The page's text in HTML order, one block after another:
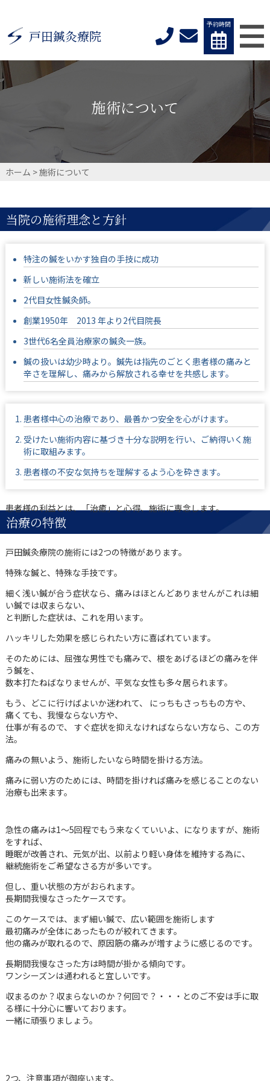
戸田鍼灸療院
予約時間
施術について
ホーム >施術について
当院の施術理念と方針
特注の鍼をいかす独自の手技に成功
新しい施術法を確立
2代目女性鍼灸師。
創業1950年 2013 年より2代目院長
3世代6名全員治療家の鍼灸一族。
鍼の扱いは幼少時より。鍼先は指先のごとく患者様の痛みと
辛さを理解し、痛みから解放される幸せを共感します。
患者様中心の治療であり、最善かつ安全を心がけます。
受けたい施術内容に基づき十分な説明を行い、ご納得いく施
術に取組みます。
患者様の不安な気持ちを理解するよう心を砕きます。
患者様の利益とは、「治癒」と心得、施術に専念します。
治療の特徴
戸田鍼灸療院の施術には2つの特徴があります。
特殊な鍼と、特殊な手技です。
細く浅い鍼が合う症状なら、痛みはほとんどありませんがこれは細
い鍼では収まらない、
と判断した症状は、これを用います。
ハッキリした効果を感じられたい方に喜ばれています。
そのためには、屈強な男性でも痛みで、根をあげるほどの痛みを伴
う鍼を、
数本打たねばなりませんが、平気な女性も多々居られます。
もう、どこに行けばよいか迷われて、 にっちもさっちもの方や、
痛くても、我慢ならない方や、
仕事が有るので、 すぐ症状を抑えなければならない方なら、この方
法。
痛みの無いよう、施術したいなら時間を掛ける方法。
痛みに弱い方のためには、時間を掛ければ痛みを感じることのない
治療も出来ます。
急性の痛みは1～5回程でもう来なくていいよ、になりますが、施術
をすれば、
睡眠が改善され、元気が出、以前より軽い身体を維持する為に、
継続施術をご希望なさる方が多いです。
但し、重い状態の方がおられます。
長期間我慢なさったケースです。
このケースでは、まず細い鍼で、広い範囲を施術します
最初痛みが全体にあったものが絞れてきます。
他の痛みが取れるので、原因筋の痛みが増すように感じるのです。
長期間我慢なさった方は時間が掛かる傾向です。
ワンシーズンは通われると宜しいです。
収まるのか？収まらないのか？何回で？・・・とのご不安は手に取
る様に十分心に響いております。
一緒に頑張りましょう。
2つ、注意事項が御座います。